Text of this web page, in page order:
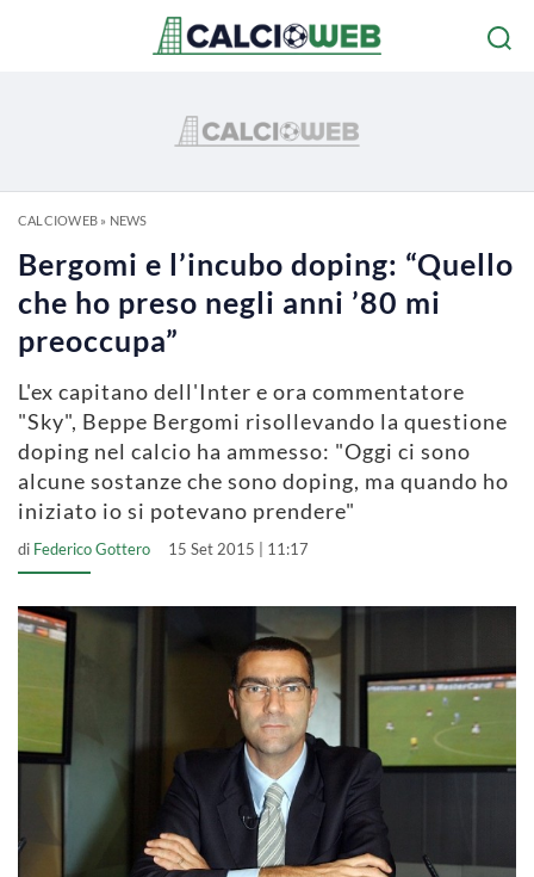
CALCIOWEB» NEWS
Bergomi e l’incubo doping: “Quello
che ho preso negli anni ’80 mi
preoccupa”
L'ex capitano dell'Inter e ora commentatore
"Sky", Beppe Bergomi risollevando la questione
doping nel calcio ha ammesso: "Oggi ci sono
alcune sostanze che sono doping, ma quando ho
iniziato io si potevano prendere"
di Federico Gottero 15 Set 2015 | 11:17